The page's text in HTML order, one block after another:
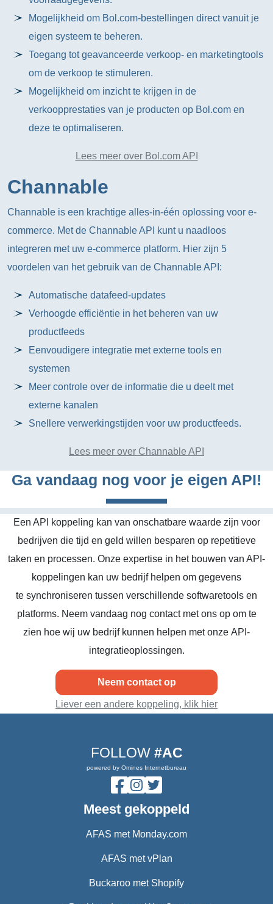
Mogelijkheid om Bol.com-bestellingen direct vanuit je
eigen systeem te beheren.
Toegang tot geavanceerde verkoop- en marketingtools
om de verkoop te stimuleren.
Mogelijkheid om inzicht te krijgen in de
verkoopprestaties van je producten op Bol.com en
deze te optimaliseren.
Lees meer over Bol.com API
Channable
Channable is een krachtige alles-in-één oplossing voor e-
commerce. Met de Channable API kunt u naadloos
integreren met uw e-commerce platform. Hier zijn 5
voordelen van het gebruik van de Channable API:
Automatische datafeed-updates
Verhoogde efficiëntie in het beheren van uw
productfeeds
Eenvoudigere integratie met externe tools en
systemen
Meer controle over de informatie die u deelt met
externe kanalen
Snellere verwerkingstijden voor uw productfeeds.
Lees meer over Channable API
Ga vandaag nog voor je eigen API!
Een API koppeling kan van onschatbare waarde zijn voor
bedrijven die tijd en geld willen besparen op repetitieve
taken en processen. Onze expertise in het bouwen van API-
koppelingen kan uw bedrijf helpen om gegevens
te synchroniseren tussen verschillende softwaretools en
platforms. Neem vandaag nog contact met ons op om te
zien hoe wij uw bedrijf kunnen helpen met onze API-
integratieoplossingen.
Neem contact op
Liever een andere koppeling, klik hier
FOLLOW #AC
powered by Omines Internetbureau
Meest gekoppeld
AFAS met Monday.com
AFAS met vPlan
Buckaroo met Shopify